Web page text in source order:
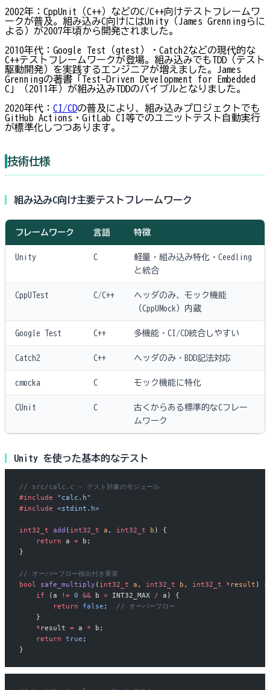
2002年：CppUnit（C++）などのC/C++向けテストフレームワ
ークが普及。組み込みC向けにはUnity（James Grenningらに
よる）が2007年頃から開発されました。
2010年代：Google Test（gtest）・Catch2などの現代的な
C++テストフレームワークが登場。組み込みでもTDD（テスト
駆動開発）を実践するエンジニアが増えました。James
Grenningの著書「Test-Driven Development for Embedded
C」（2011年）が組み込みTDDのバイブルとなりました。
2020年代： CI/CDの普及により、組み込みプロジェクトでも
GitHub Actions・GitLab CI等でのユニットテスト自動実行
が標準化しつつあります。
技術仕様
組み込みC向け主要テストフレームワーク
フレームワーク 言語 特徴
Unity C
軽量・組み込み特化・Ceedling
と統合
CppUTest C/C++
ヘッダのみ、モック機能
（CppUMock）内蔵
Google Test C++ 多機能・CI/CD統合しやすい
Catch2 C++ ヘッダのみ・BDD記法対応
cmocka C モック機能に特化
CUnit C
古くからある標準的なCフレー
ムワーク
Unity を使った基本的なテスト
// src/calc.c - テスト対象のモジュール
#include "calc.h"
#include <stdint.h>
int32_t add ( int32_t a , int32_t b ) {
    return
a + b;
}
// オーバーフロー検出付き乗算
bool
safe_multiply ( int32_t a , int32_t b , int32_t * result ) {
    if
(a != 0 && b > INT32_MAX / a) {
        return
false ;
  // オーバーフロー
    }
    *
result = a * b;
    return
true ;
}